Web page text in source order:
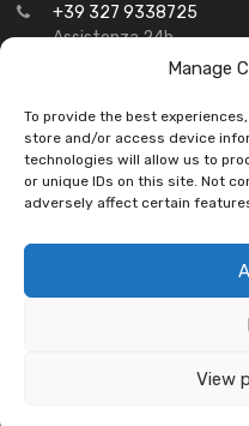
Manage
To provide the best
store and/or access device
technologies will allow us to
or unique IDs on this site. Not
adversely affect certain
View
+39 327 9338725
Assistenza 24h
luciledauto@libero.it
P.iva: 07097590827